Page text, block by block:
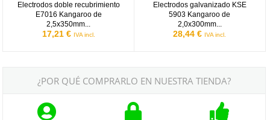
Electrodos doble recubrimiento
E7016 Kangaroo de
2,5x350mm...
17,21 € IVA incl.
Electrodos galvanizado KSE
5903 Kangaroo de
2,0x300mm...
28,44 € IVA incl.
¿POR QUÉ COMPRARLO EN NUESTRA TIENDA?